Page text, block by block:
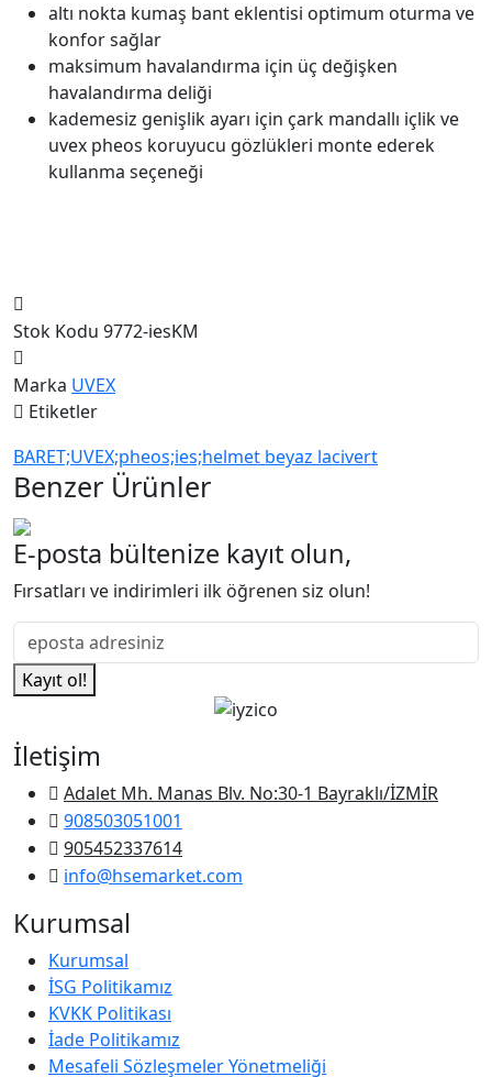
altı nokta kumaş bant eklentisi optimum oturma ve
konfor sağlar
maksimum havalandırma için üç değişken
havalandırma deliği
kademesiz genişlik ayarı için çark mandallı içlik ve
uvex pheos koruyucu gözlükleri monte ederek
kullanma seçeneği
Stok Kodu 9772-iesKM
Marka UVEX
Etiketler
BARET;UVEX;pheos;ies;helmet beyaz lacivert
Benzer Ürünler
E-posta bültenize kayıt olun,
Fırsatları ve indirimleri ilk öğrenen siz olun!
Kayıt ol!
İletişim
Adalet Mh. Manas Blv. No:30-1 Bayraklı/İZMİR
908503051001
905452337614
info@hsemarket.com
Kurumsal
Kurumsal
İSG Politikamız
KVKK Politikası
İade Politikamız
Mesafeli Sözleşmeler Yönetmeliği